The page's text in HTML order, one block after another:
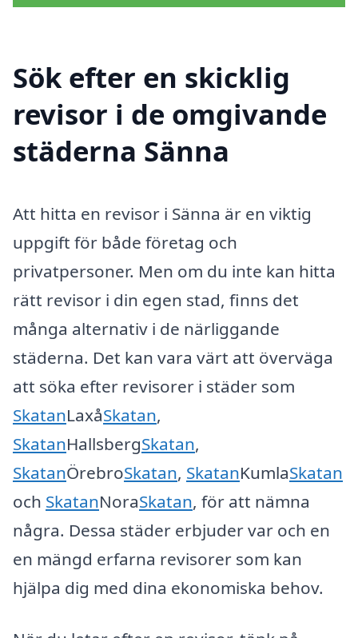
Sök efter en skicklig
revisor i de omgivande
städerna Sänna
Att hitta en revisor i Sänna är en viktig
uppgift för både företag och
privatpersoner. Men om du inte kan hitta
rätt revisor i din egen stad, finns det
många alternativ i de närliggande
städerna. Det kan vara värt att överväga
att söka efter revisorer i städer som
SkatanLaxåSkatan,
SkatanHallsbergSkatan,
SkatanÖrebroSkatan, SkatanKumlaSkatan
och SkatanNoraSkatan, för att nämna
några. Dessa städer erbjuder var och en
en mängd erfarna revisorer som kan
hjälpa dig med dina ekonomiska behov.